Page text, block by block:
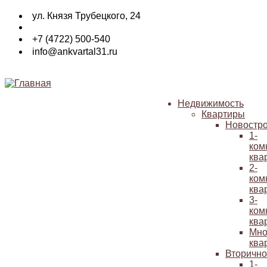
Перейти
основному
содержанию
ул. Князя Трубецкого, 24
+7 (4722) 500-540
info@ankvartal31.ru
Основная
навигация
Недвижимость
Квартиры
1-
2-
3-
1-